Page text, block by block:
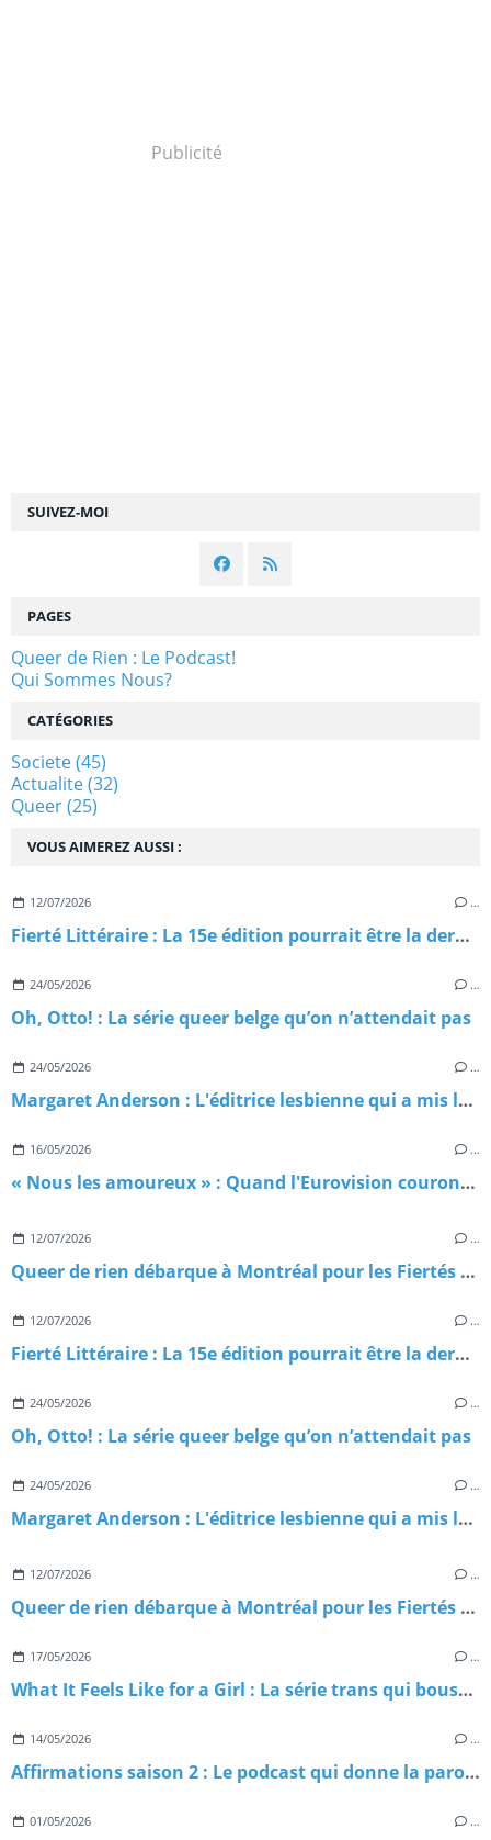
SUIVEZ-MOI
Publicité
VOUS AIMEREZ AUSSI :
12/07/2026 …
Fierté Littéraire : La 15e édition pourrait être la dernière — et c'est inadmissible!
24/05/2026 …
Oh, Otto! : La série queer belge qu’on n’attendait pas
24/05/2026 …
Margaret Anderson : L'éditrice lesbienne qui a mis le feu à la littérature américaine
16/05/2026 …
« Nous les amoureux » : Quand l'Eurovision couronnait, sans le savoir, un hymne gay
12/07/2026 …
Queer de rien débarque à Montréal pour les Fiertés Montréal 2026 : on vous emmène avec nous
12/07/2026 …
Fierté Littéraire : La 15e édition pourrait être la dernière — et c'est inadmissible!
24/05/2026 …
Oh, Otto! : La série queer belge qu’on n’attendait pas
24/05/2026 …
Margaret Anderson : L'éditrice lesbienne qui a mis le feu à la littérature américaine
12/07/2026 …
Queer de rien débarque à Montréal pour les Fiertés Montréal 2026 : on vous emmène avec nous
17/05/2026 …
What It Feels Like for a Girl : La série trans qui bouscule la télévision britannique
14/05/2026 …
Affirmations saison 2 : Le podcast qui donne la parole aux pionnièr·es de la communauté 2ELGBTQIA+ est de retour
01/05/2026 …
PAGES
Queer de Rien : Le Podcast!
Qui Sommes Nous?
CATÉGORIES
Societe(45)
Actualite(32)
Queer(25)